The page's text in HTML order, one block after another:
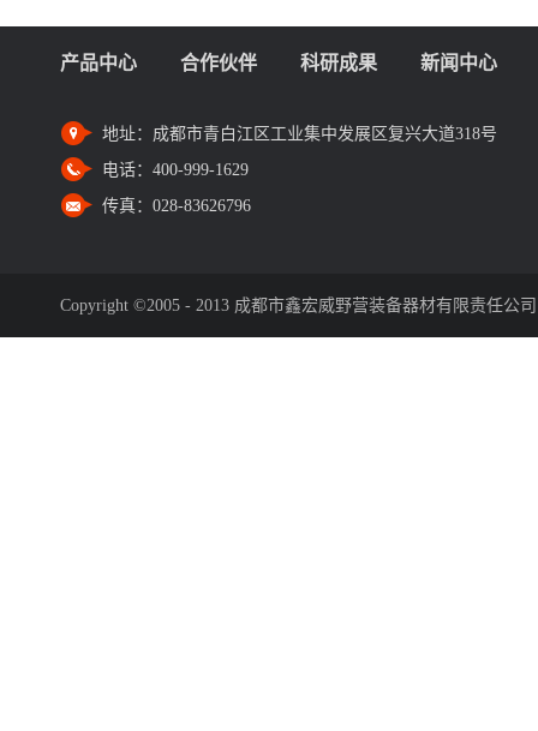
产品中心 合作伙伴 科研成果 新闻中心
地址： 成都市青白江区工业集中发展区复兴大道318号
电话： 400-999-1629
传真： 028-83626796
Copyright ©2005 - 2013 成都市鑫宏威野营装备器材有限责任公司